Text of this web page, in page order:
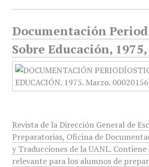
Documentación
Sobre Educación,
Revista de la Dirección General de
Preparatorias, Oficina de
y Traducciones de la UANL.
relevante para los alumnos de